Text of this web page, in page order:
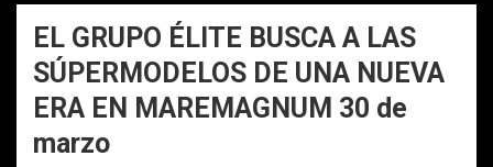
EL GRUPO ÉLITE BUSCA A LAS
SÚPERMODELOS DE UNA NUEVA
ERA EN MAREMAGNUM 30 de
marzo